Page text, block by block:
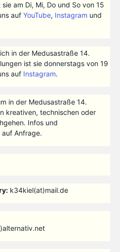
am Di, Mi, Do und So von 15
auf YouTube, Instagram und
in der Medusastraße 14.
ist sie donnerstags von 19
auf Instagram.
in der Medusastraße 14.
kreativen, technischen oder
Infos und
Anfrage.
k34kiel(at)mail.de